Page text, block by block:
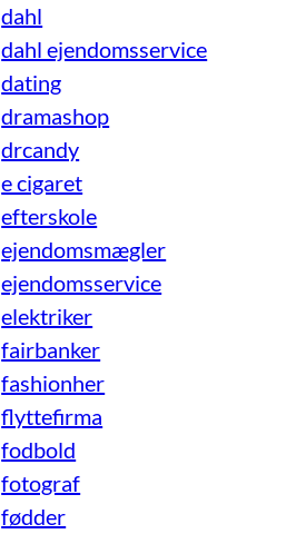
dahl
dahl ejendomsservice
dating
dramashop
drcandy
e cigaret
efterskole
ejendomsmægler
ejendomsservice
elektriker
fairbanker
fashionher
flyttefirma
fodbold
fotograf
fødder